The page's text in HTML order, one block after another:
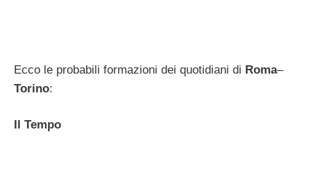
Ecco le probabili formazioni dei quotidiani di Roma–
Torino:
Il Tempo